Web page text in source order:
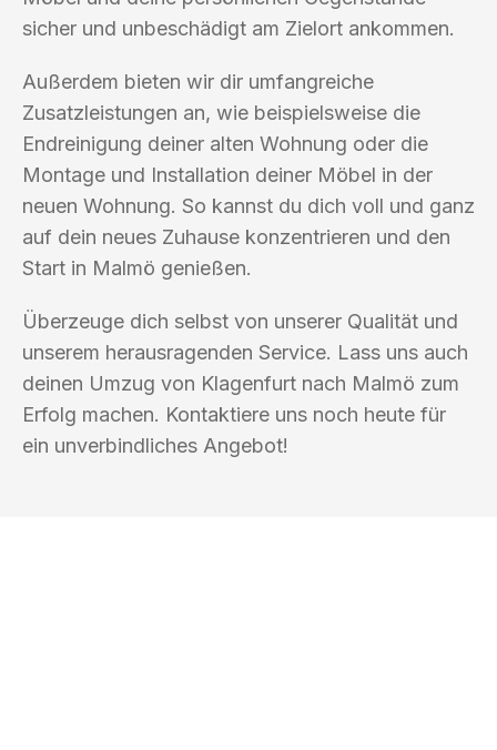
sicher und unbeschädigt am Zielort ankommen.
Außerdem bieten wir dir umfangreiche
Zusatzleistungen an, wie beispielsweise die
Endreinigung deiner alten Wohnung oder die
Montage und Installation deiner Möbel in der
neuen Wohnung. So kannst du dich voll und ganz
auf dein neues Zuhause konzentrieren und den
Start in Malmö genießen.
Überzeuge dich selbst von unserer Qualität und
unserem herausragenden Service. Lass uns auch
deinen Umzug von Klagenfurt nach Malmö zum
Erfolg machen. Kontaktiere uns noch heute für
ein unverbindliches Angebot!